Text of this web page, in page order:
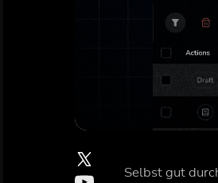
Selbst gut